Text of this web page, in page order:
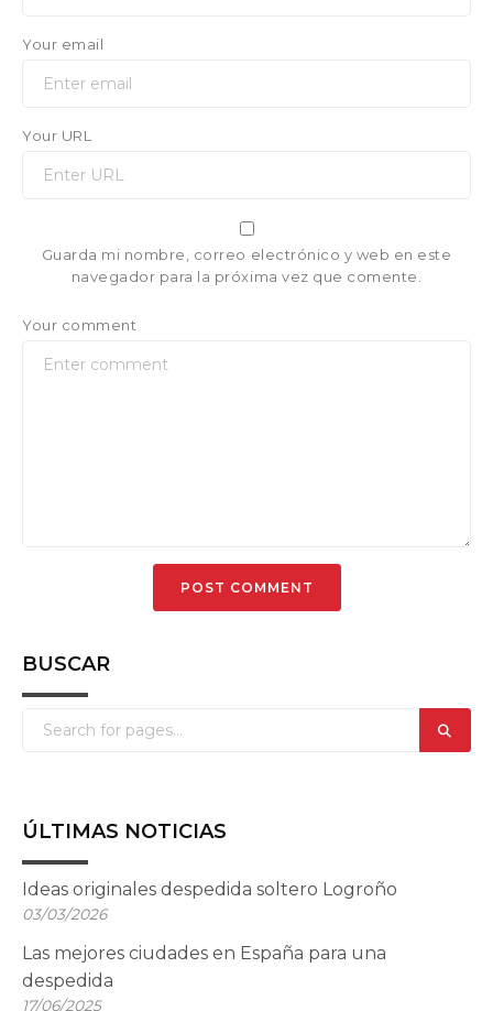
Your email
Your URL
Guarda mi nombre, correo electrónico y web en este
navegador para la próxima vez que comente.
Your comment
BUSCAR
ÚLTIMAS NOTICIAS
Ideas originales despedida soltero Logroño
03/03/2026
Las mejores ciudades en España para una
despedida
17/06/2025